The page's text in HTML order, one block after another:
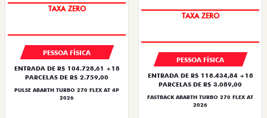
SAIA DE FIAT 0KM
PESSOA FÍSICA
ENTRADA DE R$ 104.728,61 +18
PARCELAS DE R$ 2.759,00
PULSE ABARTH TURBO 270 FLEX AT 4P
2026
SAIA DE FIAT 0KM
PESSOA FÍSICA
ENTRADA DE R$ 118.434,84 +18
PARCELAS DE R$ 3.089,00
FASTBACK ABARTH TURBO 270 FLEX AT
2026